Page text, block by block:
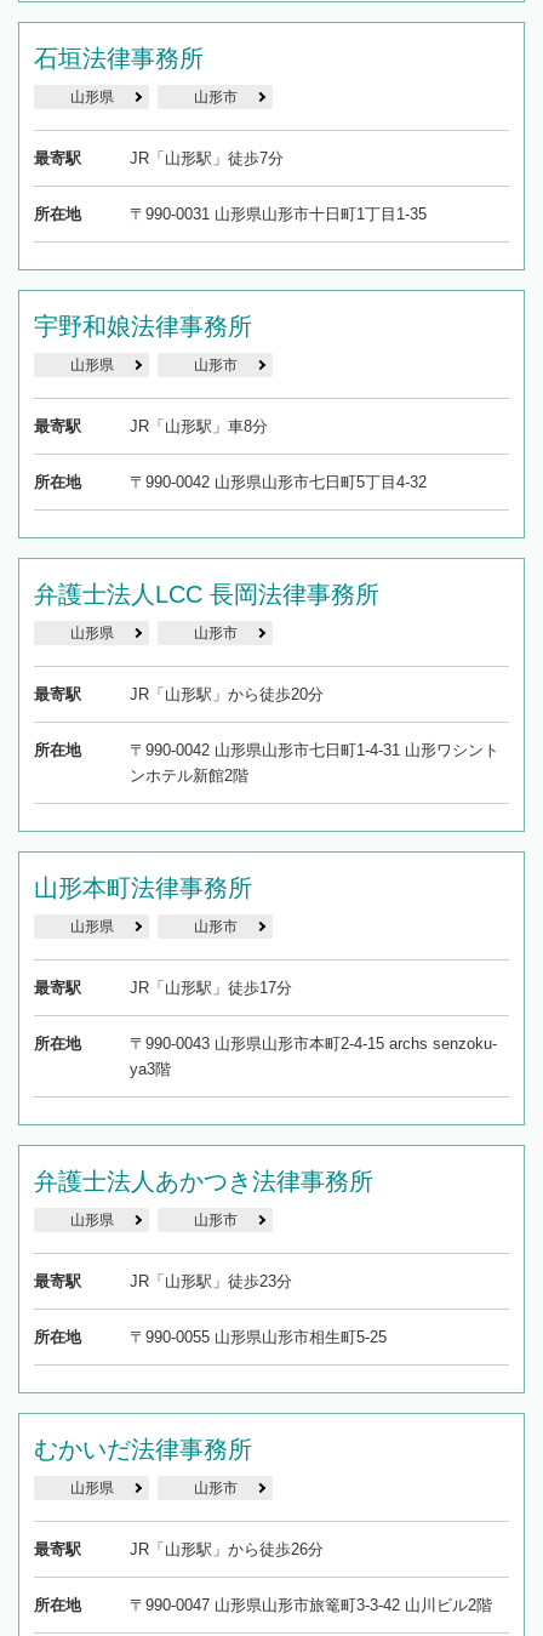
石垣法律事務所
山形県 山形市
最寄駅 JR「山形駅」徒歩7分
所在地 〒990-0031 山形県山形市十日町1丁目1-35
宇野和娘法律事務所
山形県 山形市
最寄駅 JR「山形駅」車8分
所在地 〒990-0042 山形県山形市七日町5丁目4-32
弁護士法人LCC 長岡法律事務所
山形県 山形市
最寄駅 JR「山形駅」から徒歩20分
所在地
〒990-0042 山形県山形市七日町1-4-31 山形ワシント
ンホテル新館2階
山形本町法律事務所
山形県 山形市
最寄駅 JR「山形駅」徒歩17分
所在地
〒990-0043 山形県山形市本町2-4-15 archs senzoku-
ya3階
弁護士法人あかつき法律事務所
山形県 山形市
最寄駅 JR「山形駅」徒歩23分
所在地 〒990-0055 山形県山形市相生町5-25
むかいだ法律事務所
山形県 山形市
最寄駅 JR「山形駅」から徒歩26分
所在地 〒990-0047 山形県山形市旅篭町3-3-42 山川ビル2階